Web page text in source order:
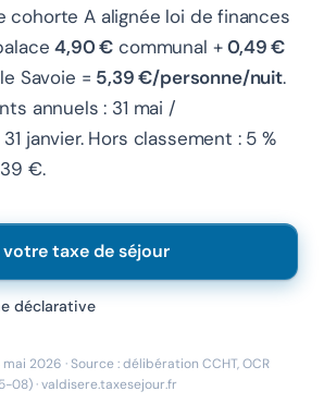
cohorte A alignée loi de finances
4,90 € communal +0,49 €
Savoie = 5,39 €/personne/nuit.
annuels : 31 mai /
janvier. Hors classement : 5 %
€.
taxe de séjour
déclarative
2026 · Source : délibération CCHT, OCR
08) · valdisere.taxesejour.fr